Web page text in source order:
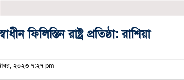
ফিলিস্তিন রাষ্ট্র প্রতিষ্ঠা: রাশিয়া
২০২৩ ৭:২৭ pm